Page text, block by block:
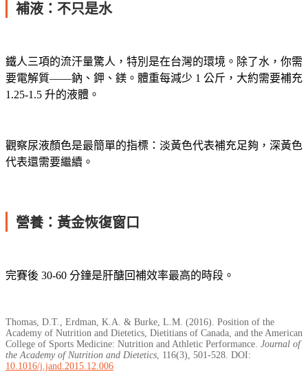
補液：不只是水
鐵人三項的流汗量驚人，特別是在台灣的環境。除了水，你需
要電解質——鈉、鉀、鎂。體重每減少 1 公斤，大約需要補充
1.25-1.5 升的液體。
觀察尿液顏色是最簡單的指標：淡黃色代表補充足夠，深黃色
代表還需要繼續。
營養：黃金恢復窗口
完賽後 30-60 分鐘是肝醣回補效率最高的時段。
Thomas, D.T., Erdman, K.A. & Burke, L.M. (2016). Position of the
Academy of Nutrition and Dietetics, Dietitians of Canada, and the American
College of Sports Medicine: Nutrition and Athletic Performance. Journal of
the Academy of Nutrition and Dietetics , 116(3), 501-528. DOI:
10.1016/j.jand.2015.12.006